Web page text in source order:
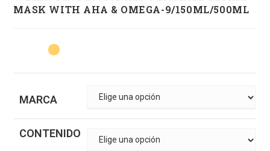
MASK WITH AHA & OMEGA-9/150ML/500ML
MARCA
CONTENIDO